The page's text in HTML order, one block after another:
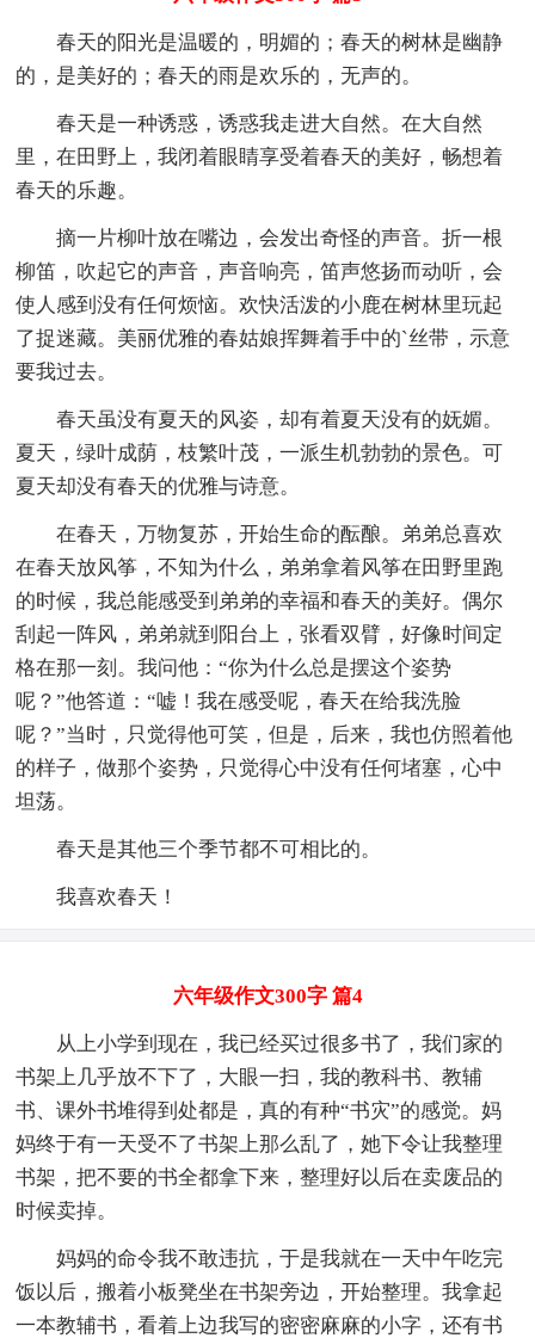
春天的阳光是温暖的，明媚的；春天的树林是幽静
的，是美好的；春天的雨是欢乐的，无声的。
春天是一种诱惑，诱惑我走进大自然。在大自然
里，在田野上，我闭着眼睛享受着春天的美好，畅想着
春天的乐趣。
摘一片柳叶放在嘴边，会发出奇怪的声音。折一根
柳笛，吹起它的声音，声音响亮，笛声悠扬而动听，会
使人感到没有任何烦恼。欢快活泼的小鹿在树林里玩起
了捉迷藏。美丽优雅的春姑娘挥舞着手中的`丝带，示意
要我过去。
春天虽没有夏天的风姿，却有着夏天没有的妩媚。
夏天，绿叶成荫，枝繁叶茂，一派生机勃勃的景色。可
夏天却没有春天的优雅与诗意。
在春天，万物复苏，开始生命的酝酿。弟弟总喜欢
在春天放风筝，不知为什么，弟弟拿着风筝在田野里跑
的时候，我总能感受到弟弟的幸福和春天的美好。偶尔
刮起一阵风，弟弟就到阳台上，张看双臂，好像时间定
格在那一刻。我问他：“你为什么总是摆这个姿势
呢？”他答道：“嘘！我在感受呢，春天在给我洗脸
呢？”当时，只觉得他可笑，但是，后来，我也仿照着他
的样子，做那个姿势，只觉得心中没有任何堵塞，心中
坦荡。
春天是其他三个季节都不可相比的。
我喜欢春天！
六年级作文300字 篇4
从上小学到现在，我已经买过很多书了，我们家的
书架上几乎放不下了，大眼一扫，我的教科书、教辅
书、课外书堆得到处都是，真的有种“书灾”的感觉。妈
妈终于有一天受不了书架上那么乱了，她下令让我整理
书架，把不要的书全都拿下来，整理好以后在卖废品的
时候卖掉。
妈妈的命令我不敢违抗，于是我就在一天中午吃完
饭以后，搬着小板凳坐在书架旁边，开始整理。我拿起
一本教辅书，看着上边我写的密密麻麻的小字，还有书